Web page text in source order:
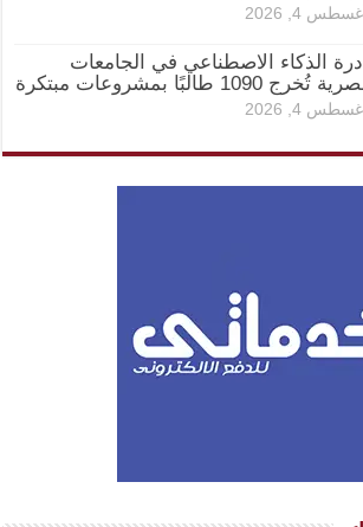
أغسطس 4, 2026
الذكاء الاصطناعي في الجامعات
تُخرج 1090 طالبًا بمشروعات مبتكرة
أغسطس 4, 2026